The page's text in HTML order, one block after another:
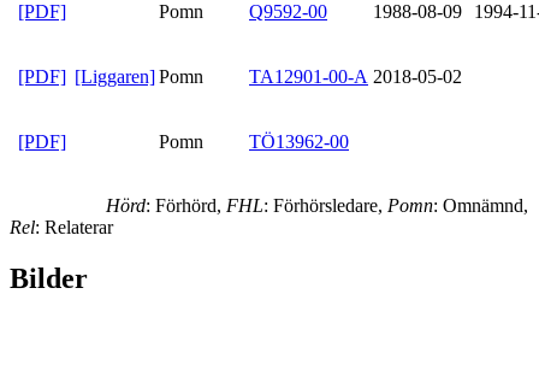
[PDF] Pomn Q9592-00 1988-08-09 1994-
[PDF] [Liggaren]Pomn TA12901-00-A 2018-05-02
[PDF] Pomn TÖ13962-00
Hörd: Förhörd, FHL: Förhörsledare, Pomn: Omnämnd,
Rel: Relaterar
Bilder